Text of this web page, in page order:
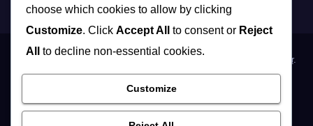
Themeansar.
Organizacija poslovnih događaja
Organizacija privatnih proslava
choose which cookies to allow by clicking
Customize. Click Accept All to consent or Reject
All
to decline non-essential cookies.
Customize